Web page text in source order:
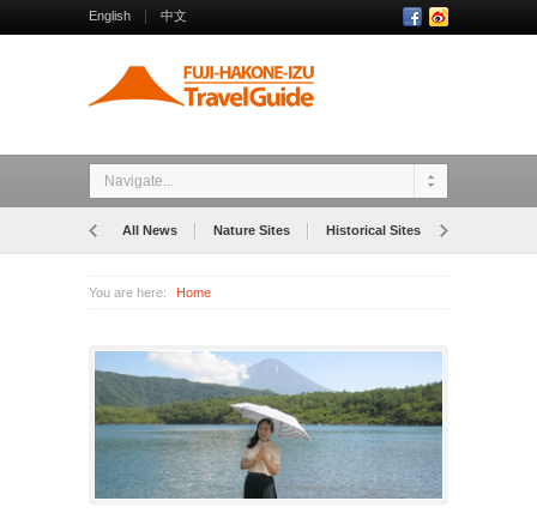
English 中文
Navigate...
All News Nature Sites Historical Sites
You are here: Home